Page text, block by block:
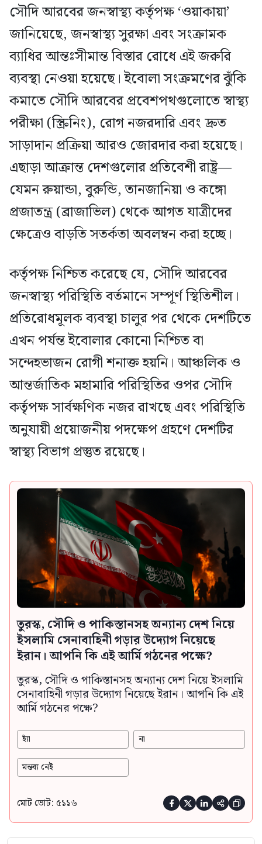
সৌদি আরবের জনস্বাস্থ্য কর্তৃপক্ষ ‘ওয়াকায়া’
জানিয়েছে, জনস্বাস্থ্য সুরক্ষা এবং সংক্রামক
ব্যাধির আন্তঃসীমান্ত বিস্তার রোধে এই জরুরি
ব্যবস্থা নেওয়া হয়েছে। ইবোলা সংক্রমণের ঝুঁকি
কমাতে সৌদি আরবের প্রবেশপথগুলোতে স্বাস্থ্য
পরীক্ষা (স্ক্রিনিং), রোগ নজরদারি এবং দ্রুত
সাড়াদান প্রক্রিয়া আরও জোরদার করা হয়েছে।
এছাড়া আক্রান্ত দেশগুলোর প্রতিবেশী রাষ্ট্র—
যেমন রুয়ান্ডা, বুরুন্ডি, তানজানিয়া ও কঙ্গো
প্রজাতন্ত্র (ব্রাজাভিল) থেকে আগত যাত্রীদের
ক্ষেত্রেও বাড়তি সতর্কতা অবলম্বন করা হচ্ছে।
কর্তৃপক্ষ নিশ্চিত করেছে যে, সৌদি আরবের
জনস্বাস্থ্য পরিস্থিতি বর্তমানে সম্পূর্ণ স্থিতিশীল।
প্রতিরোধমূলক ব্যবস্থা চালুর পর থেকে দেশটিতে
এখন পর্যন্ত ইবোলার কোনো নিশ্চিত বা
সন্দেহভাজন রোগী শনাক্ত হয়নি। আঞ্চলিক ও
আন্তর্জাতিক মহামারি পরিস্থিতির ওপর সৌদি
কর্তৃপক্ষ সার্বক্ষণিক নজর রাখছে এবং পরিস্থিতি
অনুযায়ী প্রয়োজনীয় পদক্ষেপ গ্রহণে দেশটির
স্বাস্থ্য বিভাগ প্রস্তুত রয়েছে।
তুরস্ক, সৌদি ও পাকিস্তানসহ অন্যান্য দেশ নিয়ে
ইসলামি সেনাবাহিনী গড়ার উদ্যোগ নিয়েছে
ইরান। আপনি কি এই আর্মি গঠনের পক্ষে?
তুরস্ক, সৌদি ও পাকিস্তানসহ অন্যান্য দেশ নিয়ে ইসলামি
সেনাবাহিনী গড়ার উদ্যোগ নিয়েছে ইরান। আপনি কি এই
আর্মি গঠনের পক্ষে?
হ্যাঁ না
মন্তব্য নেই
মোট ভোট: ৫১১৬     